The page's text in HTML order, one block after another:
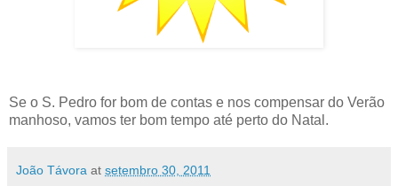
Se o S. Pedro for bom de contas e nos compensar do Verão
manhoso, vamos ter bom tempo até perto do Natal.
João Távora at setembro 30, 2011